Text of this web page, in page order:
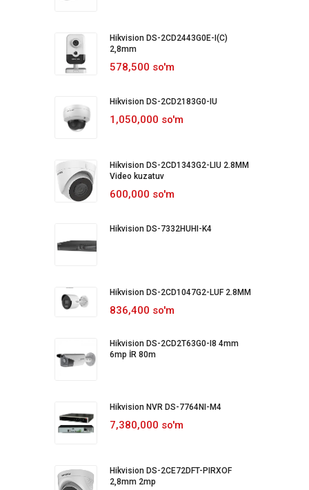
Hikvision DS-2CD2443G0E-I(C)
2,8mm
578,500 so'm
Hikvision DS-2CD2183G0-IU
1,050,000 so'm
Hikvision DS-2CD1343G2-LIU 2.8MM
Video kuzatuv
600,000 so'm
Hikvision DS-7332HUHI-K4
Hikvision DS-2CD1047G2-LUF 2.8MM
836,400 so'm
Hikvision DS-2CD2T63G0-I8 4mm
6mp İR 80m
Hikvision NVR DS-7764NI-M4
7,380,000 so'm
Hikvision DS-2CE72DFT-PIRXOF
2,8mm 2mp